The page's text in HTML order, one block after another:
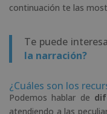
continuación te las
Te puede
la narración?
¿Cuáles son los
Podemos hablar de
atendiendo a las